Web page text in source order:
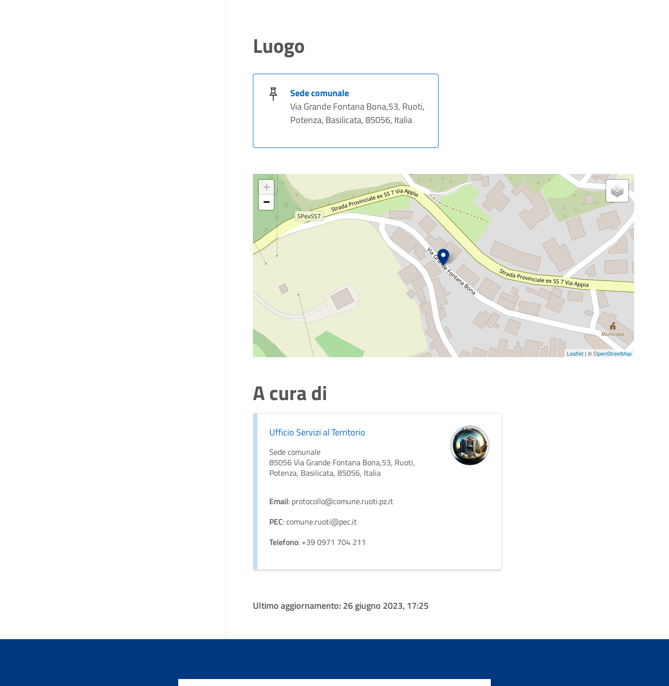
Luogo
Sede comunale
Via Grande Fontana Bona,53, Ruoti,
Potenza, Basilicata, 85056, Italia
+
−
Leaflet| ©OpenStreetMap
A cura di
Ufficio Servizi al Territorio
Sede comunale
85056 Via Grande Fontana Bona,53, Ruoti,
Potenza, Basilicata, 85056, Italia
Email: protocollo@comune.ruoti.pz.it
PEC: comune.ruoti@pec.it
Telefono: +39 0971 704 211
Ultimo aggiornamento:26 giugno 2023, 17:25